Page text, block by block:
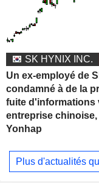
SK HYNIX INC.
Un ex-employé de
condamné à de la
fuite d'informations
entreprise chinoise,
Yonhap
Plus d'actualités